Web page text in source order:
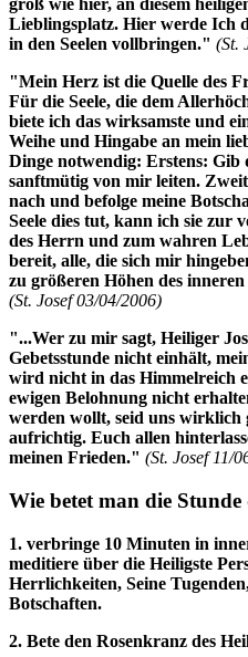
groß wie hier, an diesem
Lieblingsplatz. Hier werde Ich
in den Seelen vollbringen." (St.
"Mein Herz ist die Quelle des
Für die Seele, die dem
biete ich das wirksamste und
Weihe und Hingabe an mein
Dinge notwendig: Erstens:
sanftmütig von mir leiten.
nach und befolge meine
Seele dies tut, kann ich sie zur
des Herrn und zum wahren
bereit, alle, die sich mir
zu größeren Höhen des
(St. Josef 03/04/2006)
"...Wer zu mir sagt, Heiliger
Gebetsstunde nicht einhält,
wird nicht in das Himmelreich
ewigen Belohnung nicht
werden wollt, seid uns wirklich
aufrichtig. Euch allen
meinen Frieden." (St. Josef 11/
Wie betet man die Stunde
1. verbringe 10 Minuten in
meditiere über die Heiligste
Herrlichkeiten, Seine
Botschaften.
2. Bete den Rosenkranz des